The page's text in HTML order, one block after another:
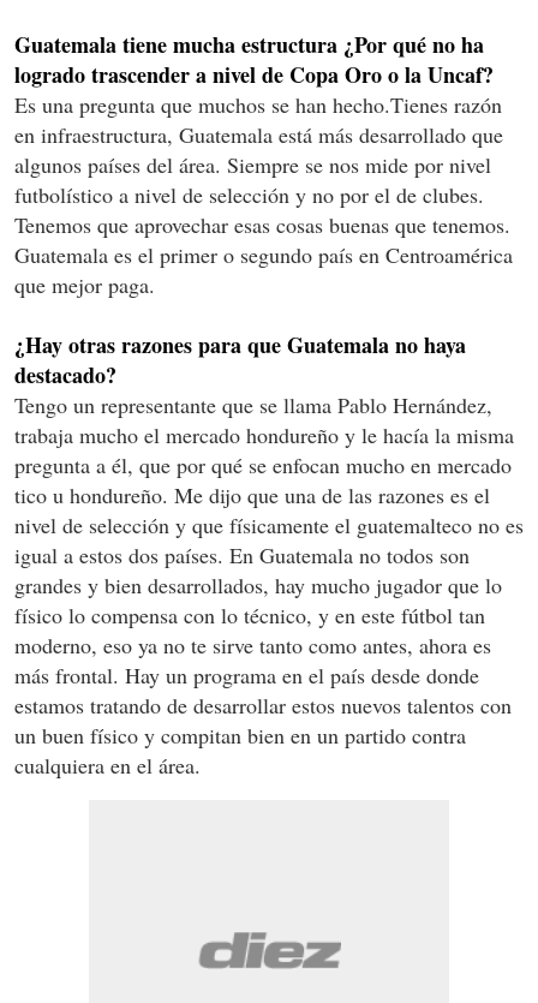
Guatemala tiene mucha estructura ¿Por qué no ha
logrado trascender a nivel de Copa Oro o la Uncaf?
Es una pregunta que muchos se han hecho.Tienes razón
en infraestructura, Guatemala está más desarrollado que
algunos países del área. Siempre se nos mide por nivel
futbolístico a nivel de selección y no por el de clubes.
Tenemos que aprovechar esas cosas buenas que tenemos.
Guatemala es el primer o segundo país en Centroamérica
que mejor paga.
¿Hay otras razones para que Guatemala no haya
destacado?
Tengo un representante que se llama Pablo Hernández,
trabaja mucho el mercado hondureño y le hacía la misma
pregunta a él, que por qué se enfocan mucho en mercado
tico u hondureño. Me dijo que una de las razones es el
nivel de selección y que físicamente el guatemalteco no es
igual a estos dos países. En Guatemala no todos son
grandes y bien desarrollados, hay mucho jugador que lo
físico lo compensa con lo técnico, y en este fútbol tan
moderno, eso ya no te sirve tanto como antes, ahora es
más frontal. Hay un programa en el país desde donde
estamos tratando de desarrollar estos nuevos talentos con
un buen físico y compitan bien en un partido contra
cualquiera en el área.